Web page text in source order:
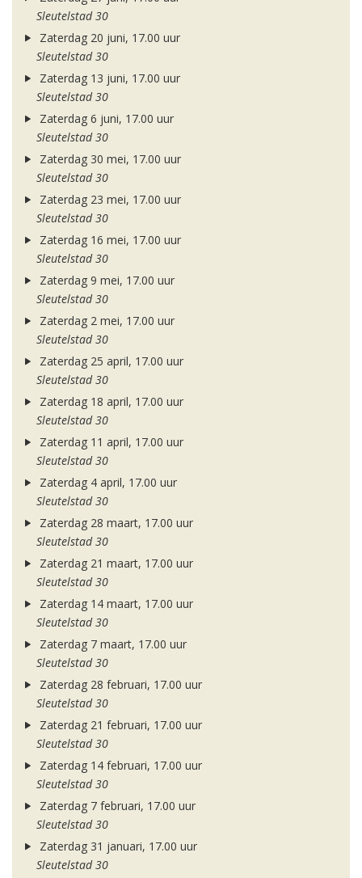
Sleutelstad 30
Zaterdag 20 juni, 17.00 uur
Sleutelstad 30
Zaterdag 13 juni, 17.00 uur
Sleutelstad 30
Zaterdag 6 juni, 17.00 uur
Sleutelstad 30
Zaterdag 30 mei, 17.00 uur
Sleutelstad 30
Zaterdag 23 mei, 17.00 uur
Sleutelstad 30
Zaterdag 16 mei, 17.00 uur
Sleutelstad 30
Zaterdag 9 mei, 17.00 uur
Sleutelstad 30
Zaterdag 2 mei, 17.00 uur
Sleutelstad 30
Zaterdag 25 april, 17.00 uur
Sleutelstad 30
Zaterdag 18 april, 17.00 uur
Sleutelstad 30
Zaterdag 11 april, 17.00 uur
Sleutelstad 30
Zaterdag 4 april, 17.00 uur
Sleutelstad 30
Zaterdag 28 maart, 17.00 uur
Sleutelstad 30
Zaterdag 21 maart, 17.00 uur
Sleutelstad 30
Zaterdag 14 maart, 17.00 uur
Sleutelstad 30
Zaterdag 7 maart, 17.00 uur
Sleutelstad 30
Zaterdag 28 februari, 17.00 uur
Sleutelstad 30
Zaterdag 21 februari, 17.00 uur
Sleutelstad 30
Zaterdag 14 februari, 17.00 uur
Sleutelstad 30
Zaterdag 7 februari, 17.00 uur
Sleutelstad 30
Zaterdag 31 januari, 17.00 uur
Sleutelstad 30